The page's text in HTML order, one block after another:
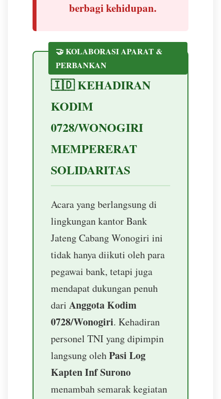
berbagi kehidupan.
🤝 KOLABORASI APARAT &
PERBANKAN
🇮🇩 KEHADIRAN
KODIM
0728/WONOGIRI
MEMPERERAT
SOLIDARITAS
Acara yang berlangsung di
lingkungan kantor Bank
Jateng Cabang Wonogiri ini
tidak hanya diikuti oleh para
pegawai bank, tetapi juga
mendapat dukungan penuh
dari Anggota Kodim
0728/Wonogiri. Kehadiran
personel TNI yang dipimpin
langsung olehPasi Log
Kapten Inf Surono
menambah semarak kegiatan